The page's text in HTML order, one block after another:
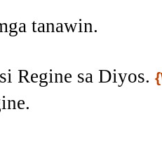
tanawin.
si Regine sa Diyos.